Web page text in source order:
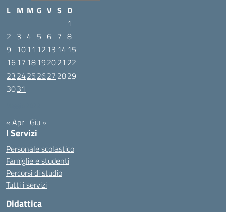
L M M G V S D
1
2 3 4 5 6 7 8
9 1011 12 13 1415
1617 18192021 22
23242526272829
3031
« Apr Giu »
I Servizi
Personale scolastico
Famiglie e studenti
Percorsi di studio
Tutti i servizi
Didattica